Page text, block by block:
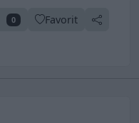
0 Favorit